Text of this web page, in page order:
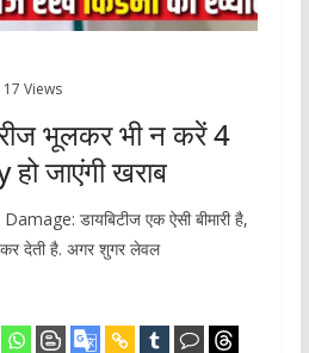
Views
भूलकर भी न करें 4
जाएंगी खराब
डायबिटीज एक ऐसी बीमारी है,
कर देती है. अगर शुगर लेवल